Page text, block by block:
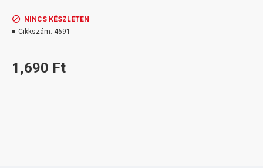
1,690 Ft
NINCS KÉSZLETEN
Cikkszám: 4691